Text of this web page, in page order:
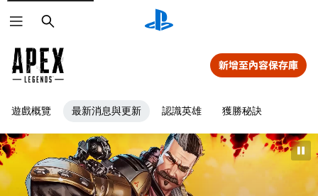
搜
尋
遊戲概覽 最新消息與更新 認識英雄 獲勝秘訣
新增至內容保存庫